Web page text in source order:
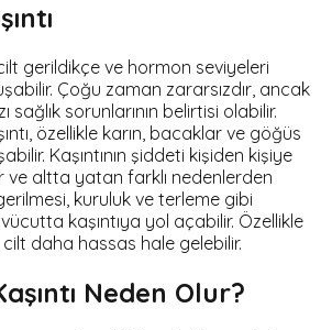
gerildikçe ve hormon seviyeleri
Çoğu zaman zararsızdır, ancak
sağlık sorunlarının belirtisi olabilir.
özellikle karın, bacaklar ve göğüs
Kaşıntının şiddeti kişiden kişiye
ve altta yatan farklı nedenlerden
kuruluk ve terleme gibi
kaşıntıya yol açabilir. Özellikle
daha hassas hale gelebilir.
Neden Olur?